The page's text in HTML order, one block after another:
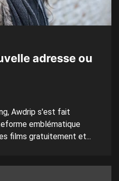
adresse ou
Awdrip s'est fait
emblématique
films gratuitement et...